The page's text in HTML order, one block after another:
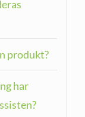
produkt?
har